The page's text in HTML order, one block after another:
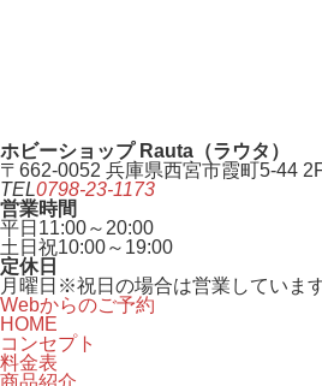
ホビーショップ Rauta（ラウタ）
〒662-0052 兵庫県西宮市霞町5-44
TEL0798-23-1173
営業時間
平日 11:00～20:00
土日祝10:00～19:00
定休日
月曜日 ※祝日の場合は営業していま
Webからのご予約
HOME
コンセプト
料金表